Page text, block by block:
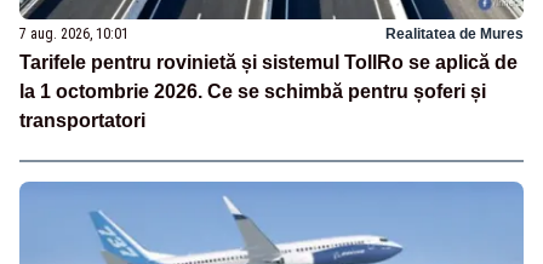
7 aug. 2026, 10:01 Realitatea de Mures
Tarifele pentru rovinietă și sistemul TollRo se aplică de
la 1 octombrie 2026. Ce se schimbă pentru șoferi și
transportatori